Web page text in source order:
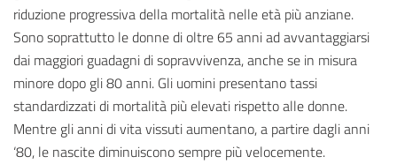
riduzione progressiva della mortalità nelle età più anziane.
Sono soprattutto le donne di oltre 65 anni ad avvantaggiarsi
dai maggiori guadagni di sopravvivenza, anche se in misura
minore dopo gli 80 anni. Gli uomini presentano tassi
standardizzati di mortalità più elevati rispetto alle donne.
Mentre gli anni di vita vissuti aumentano, a partire dagli anni
‘80, le nascite diminuiscono sempre più velocemente.